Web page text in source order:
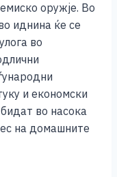
оружје. Во
иднина ќе се
во
и економски
во насока
на домашните